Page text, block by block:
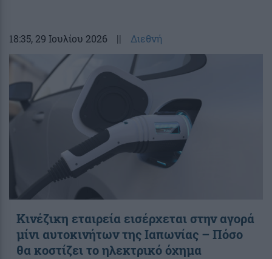
18:35, 29 Ιουλίου 2026 || Διεθνή
Κινέζικη εταιρεία εισέρχεται στην αγορά
μίνι αυτοκινήτων της Ιαπωνίας – Πόσο
θα κοστίζει το ηλεκτρικό όχημα